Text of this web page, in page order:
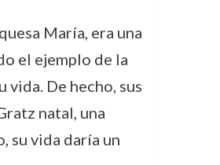
María, era una
el ejemplo de la
De hecho, sus
natal, una
su vida daría un